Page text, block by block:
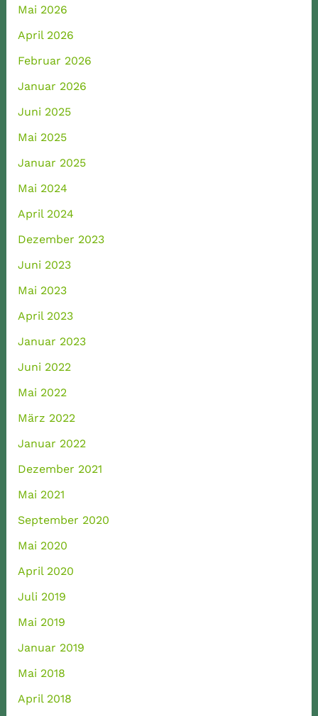
Mai 2026
April 2026
Februar 2026
Januar 2026
Juni 2025
Mai 2025
Januar 2025
Mai 2024
April 2024
Dezember 2023
Juni 2023
Mai 2023
April 2023
Januar 2023
Juni 2022
Mai 2022
März 2022
Januar 2022
Dezember 2021
Mai 2021
September 2020
Mai 2020
April 2020
Juli 2019
Mai 2019
Januar 2019
Mai 2018
April 2018